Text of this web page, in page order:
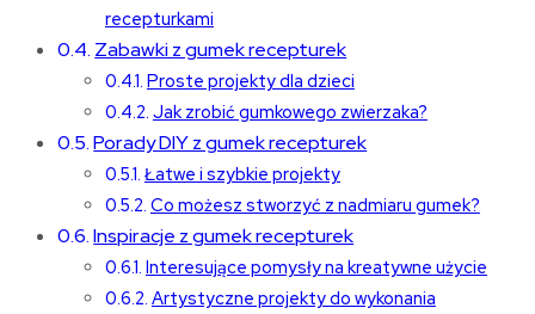
recepturkami
Zabawki z gumek recepturek
Proste projekty dla dzieci
Jak zrobić gumkowego zwierzaka?
Porady DIY z gumek recepturek
Łatwe i szybkie projekty
Co możesz stworzyć z nadmiaru gumek?
Inspiracje z gumek recepturek
Interesujące pomysły na kreatywne użycie
Artystyczne projekty do wykonania